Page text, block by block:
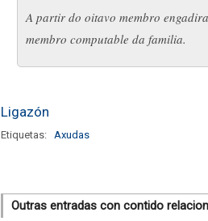
A partir do oitavo membro
membro computable da familia.
Ligazón
Etiquetas: Axudas
Outras entradas con contido